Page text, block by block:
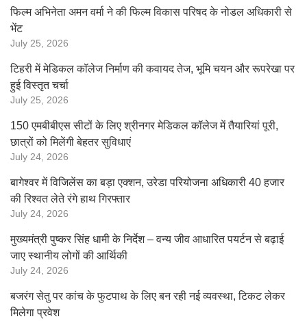
फिल्म अभिनेता अमन वर्मा ने की फिल्म विकास परिषद के नोडल अधिकारी से
भेंट
July 25, 2026
टिहरी में मेडिकल कॉलेज निर्माण की कवायद तेज, भूमि चयन और रूपरेखा पर
हुई विस्तृत चर्चा
July 25, 2026
150 एमबीबीएस सीटों के लिए श्रीनगर मेडिकल कॉलेज में तैयारियां पूरी,
छात्रों को मिलेंगी बेहतर सुविधाएं
July 24, 2026
बागेश्वर में विजिलेंस का बड़ा एक्शन, उरेडा परियोजना अधिकारी 40 हजार
की रिश्वत लेते रंगे हाथ गिरफ्तार
July 24, 2026
मुख्यमंत्री पुष्कर सिंह धामी के निर्देश – वन्य जीव आधारित पयर्टन से बढ़ाई
जाए स्थानीय लोगों की आर्थिकी
July 24, 2026
बजरंग सेतु पर कांच के फुटपाथ के लिए बन रही नई व्यवस्था, टिकट लेकर
मिलेगा प्रवेश